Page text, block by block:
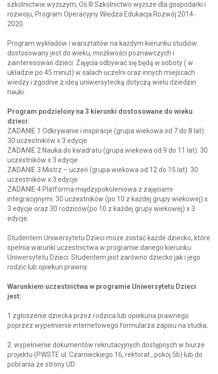
szkolnictwie wyższym, Oś III Szkolnictwo wyższe dla gospodarki i
rozwoju, Program Operacyjny Wiedza Edukacja Rozwój 2014-
2020.
Program wykładów i warsztatów na każdym kierunku studiów
dostosowany jest do wieku, możliwości poznawczych i
zainteresowań dzieci. Zajęcia odbywać się będą w soboty ( w
układzie po 45 minut) w salach uczelni oraz innych miejscach
wiedzy i zgodnie z ideą uniwersytecką dotyczą wielu dziedzin
nauki.
Program podzielony na 3 kierunki dostosowane do wieku
dzieci:
ZADANIE 1 Odkrywanie i inspiracje (grupa wiekowa od 7 do 8 lat):
30 uczestników x 3 edycje
ZADANIE 2 Nauka do kwadratu (grupa wiekowa od 9 do 11 lat): 30
uczestników x 3 edycje
ZADANIE 3 Mistrz – uczeń (grupa wiekowa od 12 do 15 lat): 30
uczestników x 3 edycje
ZADANIE 4 Platforma międzypokoleniowa z zajęciami
integracyjnymi: 30 uczestników (po 10 z każdej grupy wiekowej) x
3 edycje oraz 30 rodziców(po 10 z każdej grupy wiekowej) x 3
edycje.
Studentem Uniwersytetu Dzieci może zostać każde dziecko, które
spełnia warunki uczestnictwa w programie danego kierunku
Uniwersytetu Dzieci. Studentem jest zarówno dziecko jak i jego
rodzic lub opiekun prawny.
Warunkiem uczestnictwa w programie Uniwersytetu Dzieci
jest:
1.zgłoszenie dziecka przez rodzica lub opiekuna prawnego
poprzez wypełnienie internetowego formularza zapisu na studia;
2. wypełnienie dokumentów rekrutacyjnych dostępnych w biurze
projektu (PWSTE ul. Czarnieckiego 16, rektorat , pokój 5b) lub do
pobrania ze strony UD.